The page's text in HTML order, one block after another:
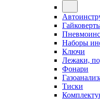
Наборы
Ключи
Лежаки,
Фонари
Тиски